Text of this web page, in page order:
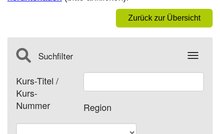
Zurück zur Übersicht
Suchfilter
Kurs-Titel /
Kurs-
Nummer
Region